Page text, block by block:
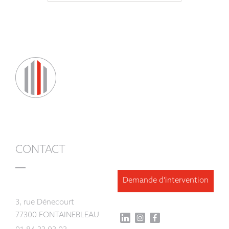
CONTACT
3, rue Dénecourt
77300 FONTAINEBLEAU
Demande d'intervention